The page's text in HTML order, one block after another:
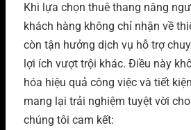
Khi lựa chọn thuê thang nâng
khách hàng không chỉ nhận về
còn tận hưởng dịch vụ hỗ trợ
lợi ích vượt trội khác. Điều này
hóa hiệu quả công việc và tiết
mang lại trải nghiệm tuyệt vời
chúng tôi cam kết: